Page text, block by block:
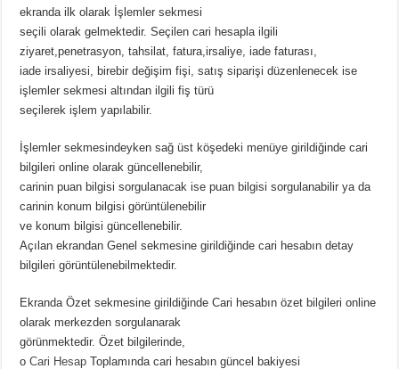
ekranda ilk olarak İşlemler sekmesi
seçili olarak gelmektedir. Seçilen cari hesapla ilgili
ziyaret,penetrasyon, tahsilat, fatura,irsaliye, iade faturası,
iade irsaliyesi, birebir değişim fişi, satış siparişi düzenlenecek ise
işlemler sekmesi altından ilgili fiş türü
seçilerek işlem yapılabilir.
İşlemler sekmesindeyken sağ üst köşedeki menüye girildiğinde cari
bilgileri online olarak güncellenebilir,
carinin puan bilgisi sorgulanacak ise puan bilgisi sorgulanabilir ya da
carinin konum bilgisi görüntülenebilir
ve konum bilgisi güncellenebilir.
Açılan ekrandan Genel sekmesine girildiğinde cari hesabın detay
bilgileri görüntülenebilmektedir.
Ekranda Özet sekmesine girildiğinde Cari hesabın özet bilgileri online
olarak merkezden sorgulanarak
görünmektedir. Özet bilgilerinde,
oCari Hesap Toplamında cari hesabın güncel bakiyesi